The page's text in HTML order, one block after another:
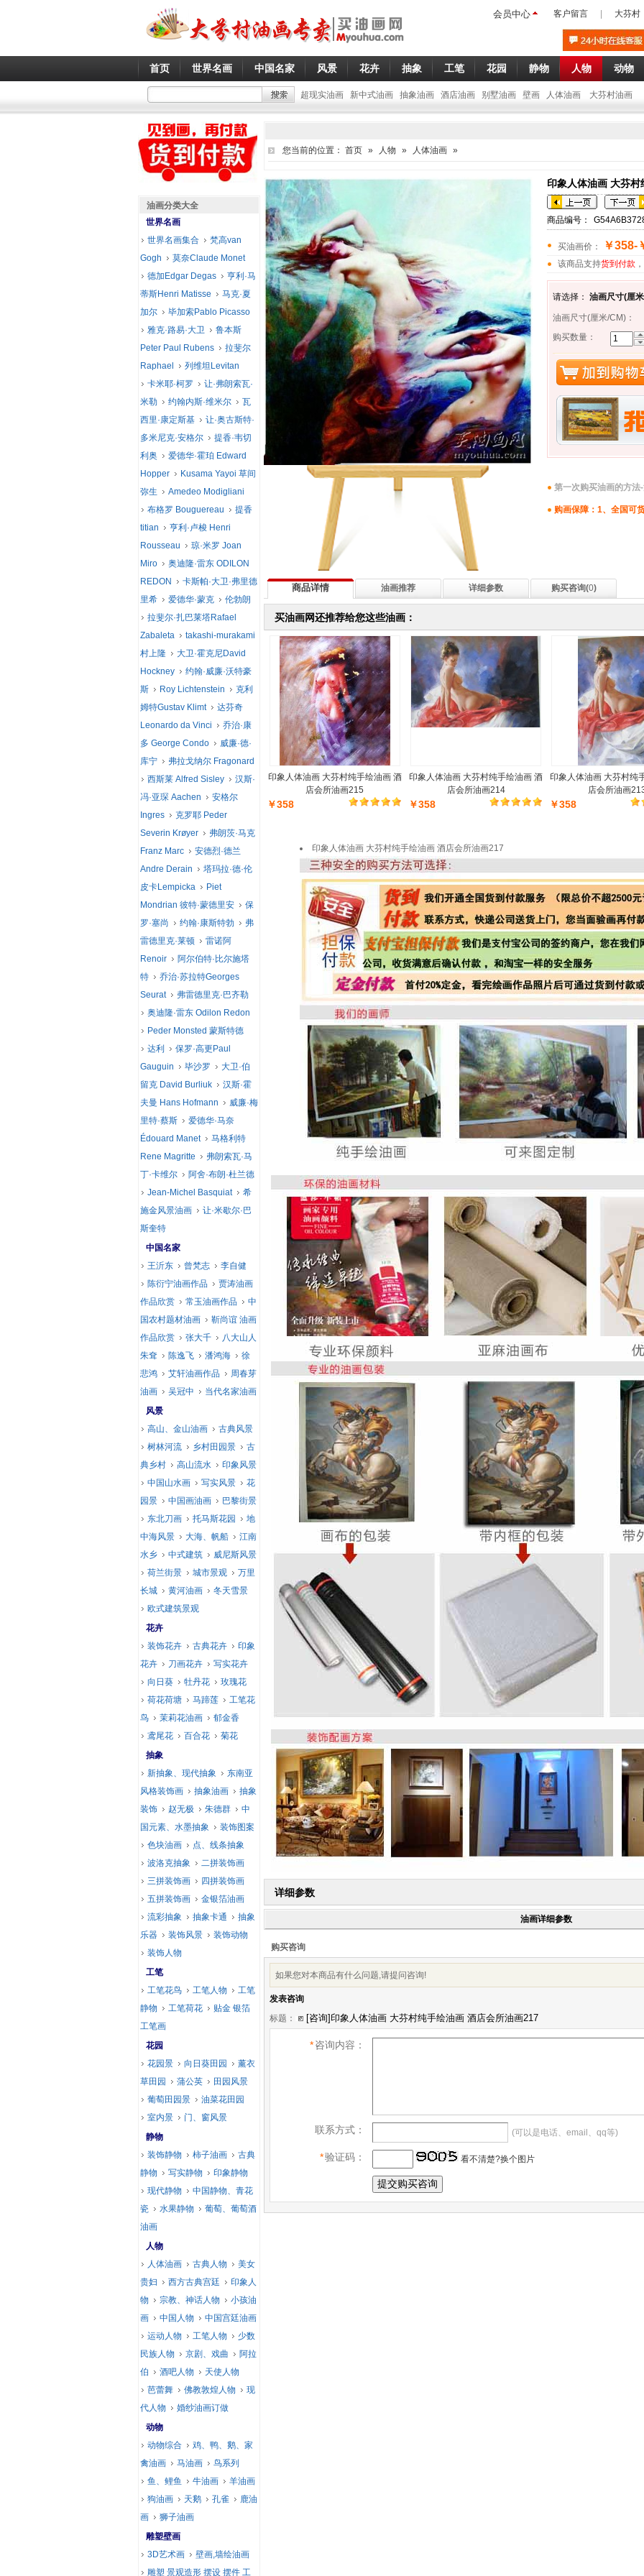
会员中心 客户留言 大芬村
首页 世界名画 中国名家 风景 花卉 抽象 工笔 花园 静物 人物 动物
超现实油画 新中式油画 抽象油画 酒店油画 别墅油画 壁画 人体油画 大芬村油画
您当前的位置： 首页 » 人物 » 人体油画 »
印象人体油画 大芬
商品编号：
买油画价： ￥358-
该商品支持货到付款
请选择： 油画尺寸(厘
油画尺寸(厘米/CM) ：
购买数量：
第一次购买油画的方法
购画保障：1、全国可
商品详情 油画推荐 详细参数 购买咨询(0)
买油画网还推荐给您这些油画：
印象人体油画 大芬村纯手绘油画 酒
店会所油画215
￥358
印象人体油画 大芬村纯手绘油画 酒
店会所油画214
￥358
印象人体油画 大芬村纯
店会所油画
￥358
印象人体油画 大芬村纯手绘油画 酒店会所油画217
详细参数
油画详细参数
购买咨询
如果您对本商品有什么问题,请提问咨询!
发表咨询
标题：
*咨询内容：
联系方式： (可以是电话、email、qq等)
*验证码： 看不清楚?换个图片
油画分类大全
世界名画
世界名画集合
梵高van
Gogh
莫奈Claude Monet
德加Edgar Degas
亨利·马
蒂斯Henri Matisse
马克·夏
加尔
毕加索Pablo Picasso
雅克·路易·大卫
鲁本斯
Peter Paul Rubens
拉斐尔
Raphael
列维坦Levitan
卡米耶·柯罗
让·弗朗索瓦·
米勒
约翰内斯·维米尔
瓦
西里·康定斯基
让·奥古斯特·
多米尼克·安格尔
提香·韦切
利奥
爱德华·霍珀 Edward
Hopper
Kusama Yayoi 草间
弥生
Amedeo Modigliani
布格罗 Bouguereau
提香
titian
亨利·卢梭 Henri
Rousseau
琼·米罗 Joan
Miro
奥迪隆·雷东 ODILON
REDON
卡斯帕·大卫·弗里德
里希
爱德华·蒙克
伦勃朗
拉斐尔·扎巴莱塔Rafael
Zabaleta
takashi-murakami
村上隆
大卫·霍克尼David
Hockney
约翰·威廉·沃特豪
斯
Roy Lichtenstein
克利
姆特Gustav Klimt
达芬奇
Leonardo da Vinci
乔治·康
多 George Condo
威廉·德·
库宁
弗拉戈纳尔 Fragonard
西斯莱 Alfred Sisley
汉斯·
冯·亚琛 Aachen
安格尔
Ingres
克罗耶 Peder
Severin Krøyer
弗朗茨·马克
Franz Marc
安德烈·德兰
Andre Derain
塔玛拉·德·伦
皮卡Lempicka
Piet
Mondrian 彼特·蒙德里安
保
罗·塞尚
约翰·康斯特勃
弗
雷德里克·莱顿
雷诺阿
Renoir
阿尔伯特·比尔施塔
特
乔治·苏拉特Georges
Seurat
弗雷德里克·巴齐勒
奥迪隆·雷东 Odilon Redon
Peder Monsted 蒙斯特德
达利
保罗·高更Paul
Gauguin
毕沙罗
大卫·伯
留克 David Burliuk
汉斯·霍
夫曼 Hans Hofmann
威廉·梅
里特·蔡斯
爱德华·马奈
Édouard Manet
马格利特
Rene Magritte
弗朗索瓦·马
丁·卡维尔
阿舍·布朗·杜兰德
Jean-Michel Basquiat
希
施金风景油画
让·米歇尔·巴
斯奎特
中国名家
王沂东
曾梵志
李自健
陈衍宁油画作品
贾涛油画
作品欣赏
常玉油画作品
中
国农村题材油画
靳尚谊 油画
作品欣赏
张大千
八大山人
朱耷
陈逸飞 潘鸿海
徐
悲鸿
艾轩油画作品
周春芽
油画
吴冠中
当代名家油画
风景
高山、金山油画
古典风景
树林河流
乡村田园景
古
典乡村
高山流水
印象风景
中国山水画
写实风景
花
园景
中国画油画
巴黎街景
东北刀画
托马斯花园
地
中海风景
大海、帆船
江南
水乡
中式建筑
威尼斯风景
荷兰街景
城市景观
万里
长城
黄河油画
冬天雪景
欧式建筑景观
花卉
装饰花卉
古典花卉
印象
花卉
刀画花卉
写实花卉
向日葵
牡丹花
玫瑰花
荷花荷塘
马蹄莲
工笔花
鸟
茉莉花油画
郁金香
鸢尾花
百合花
菊花
抽象
新抽象、现代抽象
东南亚
风格装饰画
抽象油画
抽象
装饰
赵无极 朱德群
中
国元素、水墨抽象
装饰图案
色块油画
点、线条抽象
波洛克抽象
二拼装饰画
三拼装饰画
四拼装饰画
五拼装饰画
金银箔油画
流彩抽象
抽象卡通
抽象
乐器
装饰风景
装饰动物
装饰人物
工笔
工笔花鸟
工笔人物
工笔
静物
工笔荷花
贴金 银箔
工笔画
花园
花园景
向日葵田园
薰衣
草田园
蒲公英
田园风景
葡萄田园景
油菜花田园
室内景
门、窗风景
静物
装饰静物
柿子油画
古典
静物
写实静物
印象静物
现代静物
中国静物、青花
瓷
水果静物
葡萄、葡萄酒
油画
人物
人体油画
古典人物
美女
贵妇
西方古典宫廷
印象人
物
宗教、神话人物
小孩油
画
中国人物
中国宫廷油画
运动人物
工笔人物
少数
民族人物
京剧、戏曲
阿拉
伯
酒吧人物
天使人物
芭蕾舞
佛教敦煌人物
现
代人物
婚纱油画订做
动物
动物综合
鸡、鸭、鹅、家
禽油画
马油画
鸟系列
鱼、鲤鱼
牛油画
羊油画
狗油画
天鹅 孔雀
鹿油
画
狮子油画
雕塑壁画
3D艺术画
壁画,墙绘油画
雕塑 景观造形 摆设 摆件 工